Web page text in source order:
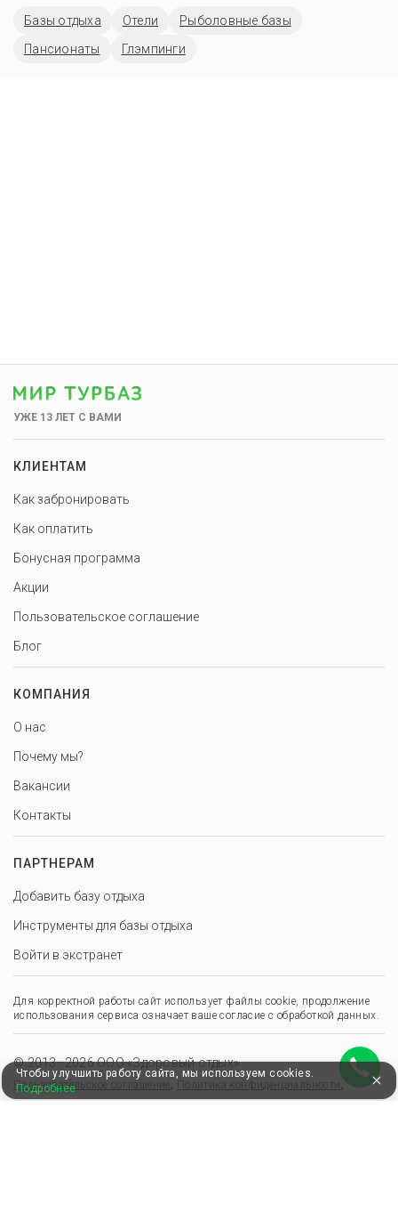
Базы отдыха Отели
Рыболовные базы
Пансионаты
Глэмпинги
УЖЕ 13 ЛЕТ С ВАМИ
КЛИЕНТАМ
Как забронировать
Как оплатить
Бонусная программа
Акции
Пользовательское соглашение
Блог
КОМПАНИЯ
О нас
Почему мы?
Вакансии
Контакты
ПАРТНЕРАМ
Добавить базу отдыха
Инструменты для базы отдыха
Войти в экстранет
Для корректной работы сайт использует файлы cookie, продолжение
использования сервиса означает ваше согласие с обработкой данных.
© 2013–2026 ООО «Здоровый отдых»
Пользовательское соглашение , Политика конфиденциальности ,
Чтобы улучшить работу сайта, мы используем cookies.
Подробнее